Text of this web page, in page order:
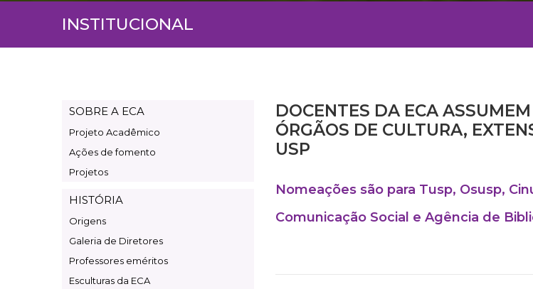
INSTITUCIONAL
Page
Institucional
SOBRE A ECA
Projeto Acadêmico
Ações de fomento
Projetos
HISTÓRIA
Origens
Galeria de Diretores
Professores eméritos
Esculturas da ECA
DOCENTES DA ECA
ÓRGÃOS DE CULTURA,
USP
Nomeações são para Tusp, Osusp,
Comunicação Social e Agência de